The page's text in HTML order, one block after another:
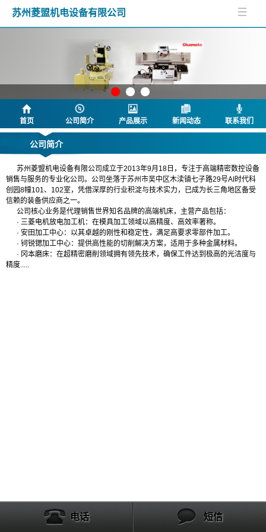
苏州菱盟机电设备有限公司
首页 公司简介 产品展示 新闻动态 联系我们
公司简介
苏州菱盟机电设备有限公司成立于2013年9月18日，专注于高端精密数控设备
销售与服务的专业化公司。公司坐落于苏州市吴中区木渎镇七子路29号AI时代科
创园8幢101、102室，凭借深厚的行业积淀与技术实力，已成为长三角地区备受
信赖的装备供应商之一。
公司核心业务是代理销售世界知名品牌的高端机床，主营产品包括：
· 三菱电机放电加工机：在模具加工领域以高精度、高效率著称。
· 安田加工中心：以其卓越的刚性和稳定性，满足高要求零部件加工。
· 钶锐锶加工中心：提供高性能的切削解决方案，适用于多种金属材料。
· 冈本磨床：在超精密磨削领域拥有领先技术，确保工件达到极高的光洁度与
精度.....
电话 短信